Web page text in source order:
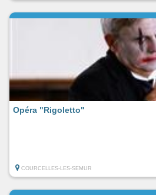
Opéra "Rigoletto"
COURCELLES-LES-SEMUR